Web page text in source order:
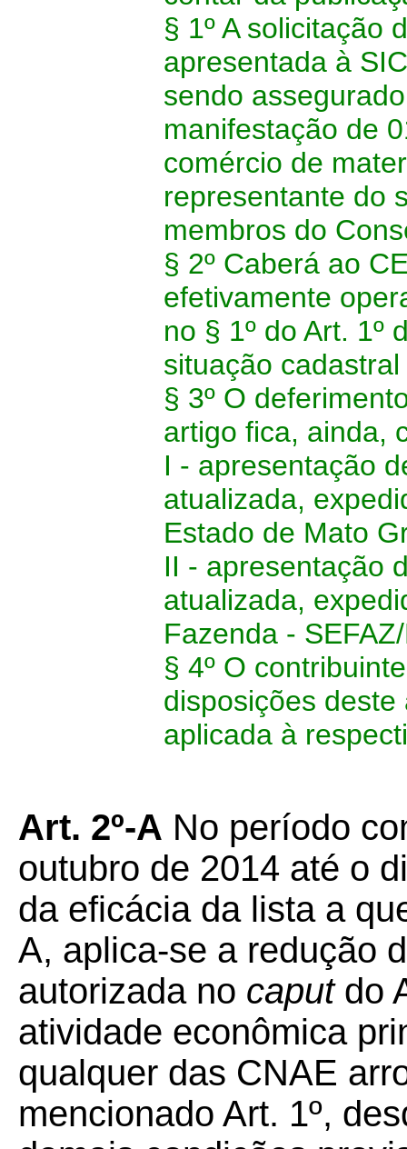
§ 1º A solicitação
apresentada à
sendo
manifestação de
comércio de
representante do
membros do
§ 2º Caberá ao
efetivamente
no § 1º do Art. 1º
situação
§ 3º O
artigo fica, ainda,
I - apresentação
atualizada,
Estado de Mato
II - apresentação
atualizada,
Fazenda -
§ 4º O
disposições
aplicada à
Art. 2º-A No período
outubro de 2014 até o
da eficácia da lista a
A, aplica-se a redução
autorizada no caputdo
atividade econômica
qualquer das CNAE
mencionado Art. 1º,